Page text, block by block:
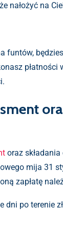
nałożyć na
oraz
mija 31
zapłatę
po terenie